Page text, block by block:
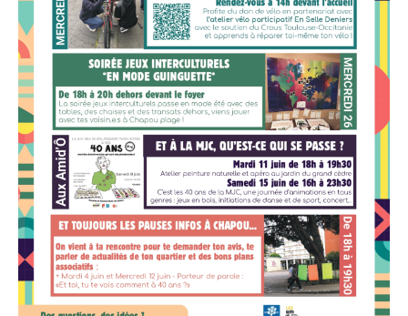
Evènements à venir
Evènements de nos partenaires
Evènements passés
LA MJC
Informations adhérents
L’association
Adhérer à la MJC
S’investir à la MJC
Assemblée générale et conseil
d’administration